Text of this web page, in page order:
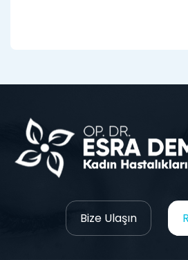
Bize Ulaşın